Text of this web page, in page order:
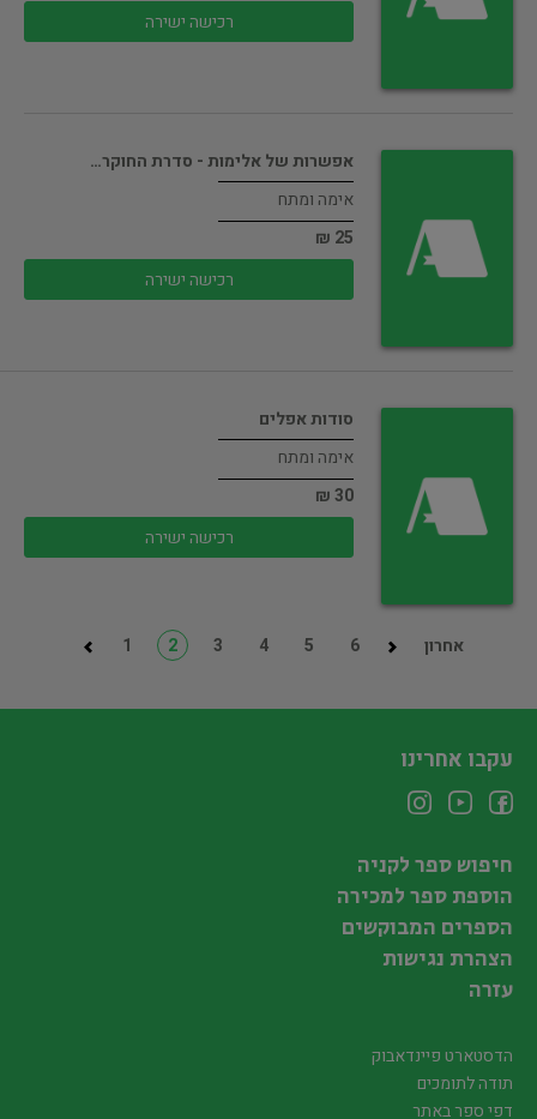
רכישה ישירה
אפשרות של אלימות - סדרת החוקר…
אימה ומתח
25 ₪
רכישה ישירה
סודות אפלים
אימה ומתח
30 ₪
רכישה ישירה
1 2 3 4 5 6 אחרון
עקבו אחרינו
חיפוש ספר לקניה
הוספת ספר למכירה
הספרים המבוקשים
הצהרת נגישות
עזרה
הדסטארט פיינדאבוק
תודה לתומכים
דפי ספר באתר